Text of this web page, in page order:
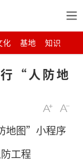
化 基地 知识
“人防地
地图”小程序
工程